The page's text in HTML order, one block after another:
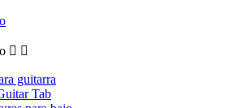
 
guitarra
Tab